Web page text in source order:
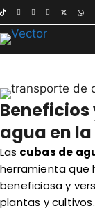
Saltar
al
contenido
Beneficios
agua en
Las cubas de
herramienta que
beneficiosa y
plantas y